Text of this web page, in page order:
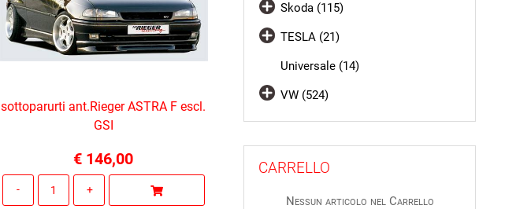
sottoparurti ant.Rieger ASTRA F escl.
GSI
€ 146,00
Skoda (115)
TESLA (21)
Universale (14)
VW (524)
CARRELLO
Nessun articolo nel Carrello